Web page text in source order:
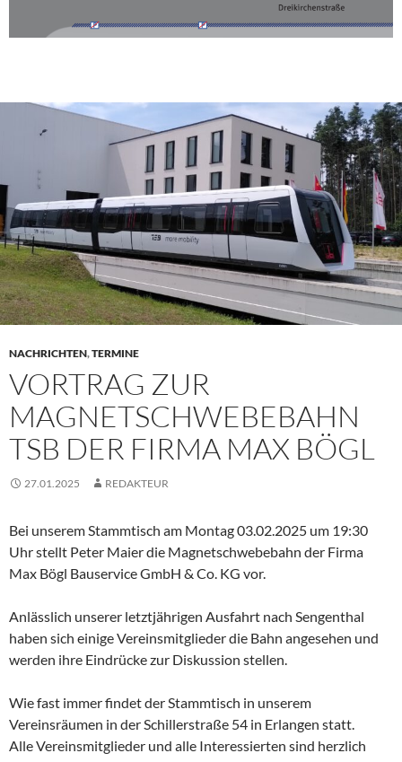
NACHRICHTEN,TERMINE
VORTRAG ZUR
MAGNETSCHWEBEBAHN
TSB DER FIRMA MAX BÖGL
27.01.2025 REDAKTEUR
Bei unserem Stammtisch am Montag 03.02.2025 um 19:30
Uhr stellt Peter Maier die Magnetschwebebahn der Firma
Max Bögl Bauservice GmbH & Co. KG vor.
Anlässlich unserer letztjährigen Ausfahrt nach Sengenthal
haben sich einige Vereinsmitglieder die Bahn angesehen und
werden ihre Eindrücke zur Diskussion stellen.
Wie fast immer findet der Stammtisch in unserem
Vereinsräumen in der Schillerstraße 54 in Erlangen statt.
Alle Vereinsmitglieder und alle Interessierten sind herzlich